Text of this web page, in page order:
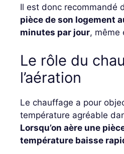
Il est donc recommandé
pièce de son logement
minutes par jour, même
Le rôle du
l’aération
Le chauffage a pour
température agréable
Lorsqu’on aère une
température baisse